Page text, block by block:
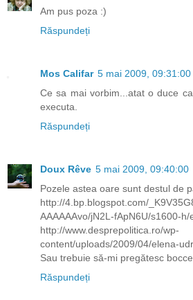
Am pus poza :)
Răspundeți
Mos Califar 5 mai 2009, 09:31:00
Ce sa mai vorbim...atat o duce
executa.
Răspundeți
Doux Rêve 5 mai 2009, 09:40:00
Pozele astea oare sunt destul de
http://4.bp.blogspot.com/
AAAAAAvo/jN2L-fApN6U/s1600-
http://www.desprepolitica.ro/wp-
content/uploads/2009/04/elena-
Sau trebuie să-mi pregătesc
Răspundeți